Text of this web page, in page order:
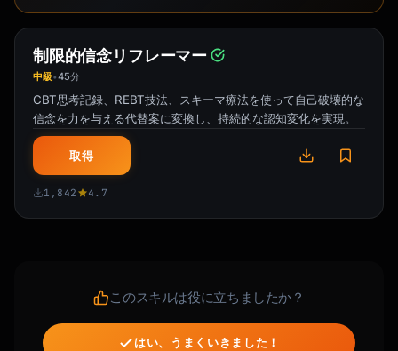
制限的信念リフレーマー
中級•45分
CBT思考記録、REBT技法、スキーマ療法を使って自己破壊的な
信念を力を与える代替案に変換し、持続的な認知変化を実現。
取得
1,842 4.7
このスキルは役に立ちましたか？
はい、うまくいきました！